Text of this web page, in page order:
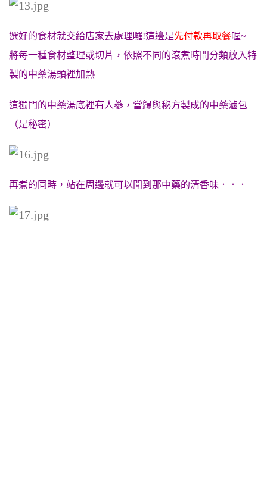
選好的食材就交給店家去處理囉!這邊是先付款再取餐喔~
將每一種食材整理或切片，依照不同的滾煮時間分類放入特
製的中藥湯頭裡加熱
這獨門的中藥湯底裡有人蔘，當歸與秘方製成的中藥滷包
（是秘密）
再煮的同時，站在周邊就可以聞到那中藥的清香味．．．